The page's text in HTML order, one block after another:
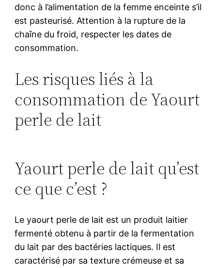
donc à l’alimentation de la femme enceinte s’il
est pasteurisé. Attention à la rupture de la
chaîne du froid, respecter les dates de
consommation.
Les risques liés à la
consommation de Yaourt
perle de lait
Yaourt perle de lait qu’est
ce que c’est ?
Le yaourt perle de lait est un produit laitier
fermenté obtenu à partir de la fermentation
du lait par des bactéries lactiques. Il est
caractérisé par sa texture crémeuse et sa